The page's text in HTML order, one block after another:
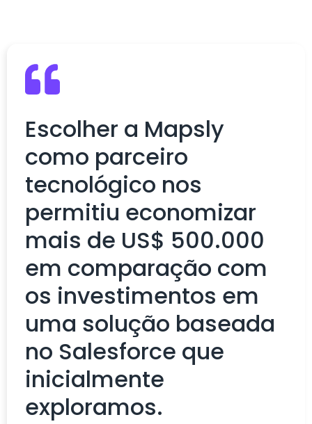
Escolher a Mapsly
como parceiro
tecnológico nos
permitiu economizar
mais de US$ 500.000
em comparação com
os investimentos em
uma solução baseada
no Salesforce que
inicialmente
exploramos.